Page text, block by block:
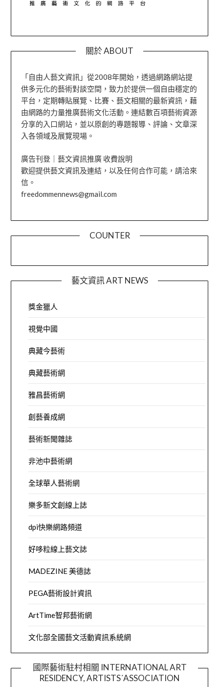
關於 ABOUT
「自由人藝文資訊」從2008年開始，透過網路網站提
供多元化的藝術對談空間，致力於提供一個自由穩定的
平台，定期轉貼展覽、比賽、藝文相關的最新資訊，藉
由網路的力量推廣藝術文化活動。連結數百項藝術資源
分享的入口網站，並以原創的專題報導、評論、文章深
入各領域及展覽現場。
廣告刊登｜藝文資訊推廣 收費說明
歡迎提供藝文資訊及連結，以及任何合作可能，請洽來
信。
freedommennews@gmail.com
COUNTER
藝文資訊 ART NEWS
獎金獵人
視覺中國
典藏今藝術
典藏藝術網
雅昌藝術網
創藝養成網
藝術新聞雜誌
非池中藝術網
全球華人藝術網
樂多新文創線上誌
dpi快樂網路頻道
好哆粒線上藝文誌
MADEZINE 美德誌
PEGA藝術設計資訊
ArtTime智邦藝術網
文化部全國藝文活動資訊系統網
國際藝術駐村相關 INTERNATIONAL ART
RESIDENCY, ARTISTS´ASSOCIATION